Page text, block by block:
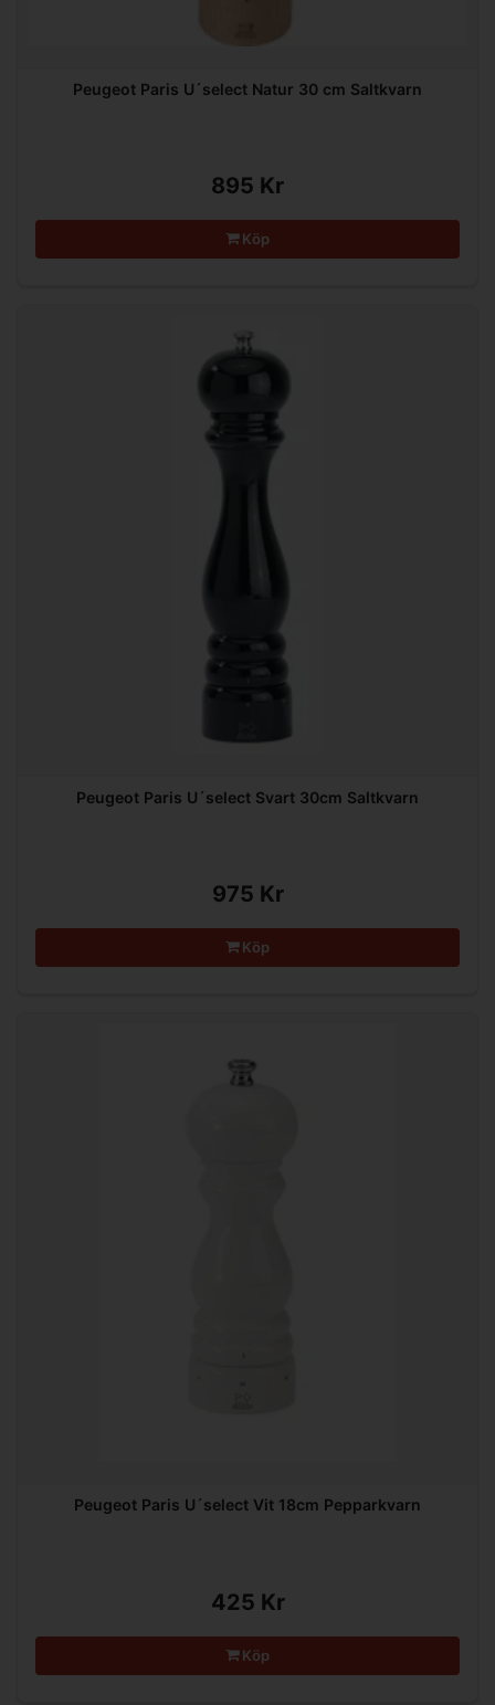
Peugeot Paris U´select Natur 30 cm Saltkvarn
895 Kr
Köp
Peugeot Paris U´select Svart 30cm Saltkvarn
975 Kr
Köp
Peugeot Paris U´select Vit 18cm Pepparkvarn
425 Kr
Köp